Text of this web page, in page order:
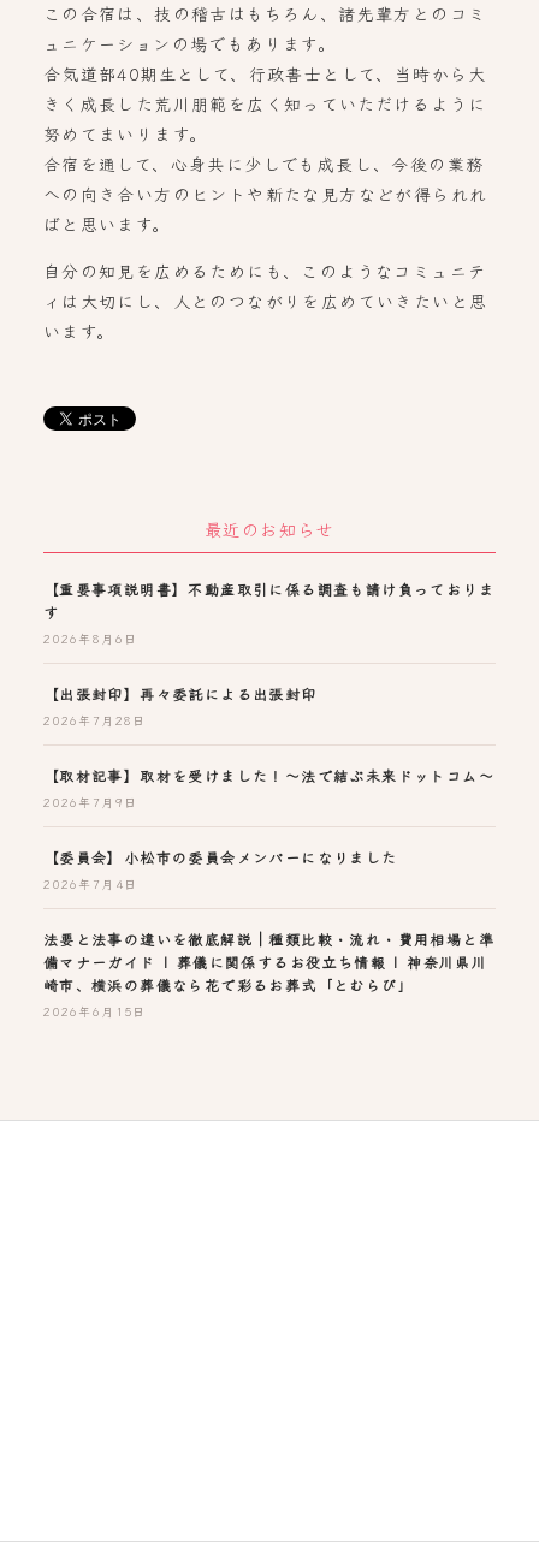
この合宿は、技の稽古はもちろん、諸先輩方とのコミ
ュニケーションの場でもあります。
合気道部40期生として、行政書士として、当時から大
きく成長した荒川朋範を広く知っていただけるように
努めてまいります。
合宿を通して、心身共に少しでも成長し、今後の業務
への向き合い方のヒントや新たな見方などが得られれ
ばと思います。
自分の知見を広めるためにも、このようなコミュニテ
ィは大切にし、人とのつながりを広めていきたいと思
います。
最近のお知らせ
【重要事項説明書】不動産取引に係る調査も請け負っておりま
す
2026年8月6日
【出張封印】再々委託による出張封印
2026年7月28日
【取材記事】取材を受けました！～法で結ぶ未来ドットコム～
2026年7月9日
【委員会】小松市の委員会メンバーになりました
2026年7月4日
法要と法事の違いを徹底解説｜種類比較・流れ・費用相場と準
備マナーガイド | 葬儀に関係するお役立ち情報 | 神奈川県川
崎市、横浜の葬儀なら花で彩るお葬式「とむらび」
2026年6月15日